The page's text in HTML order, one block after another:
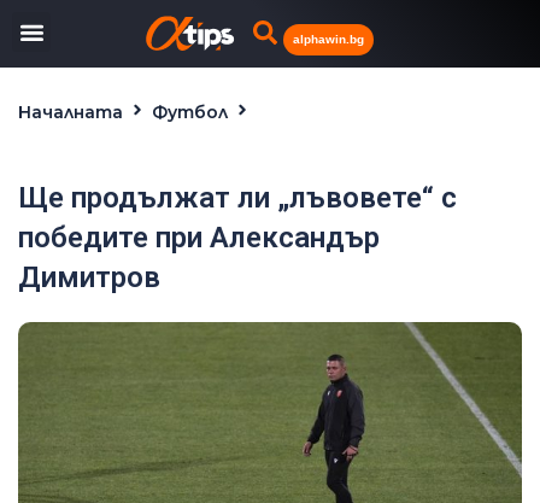
alphawin.bg
Началната
Футбол
Ще продължат ли „лъвовете“ с
победите при Александър
Димитров